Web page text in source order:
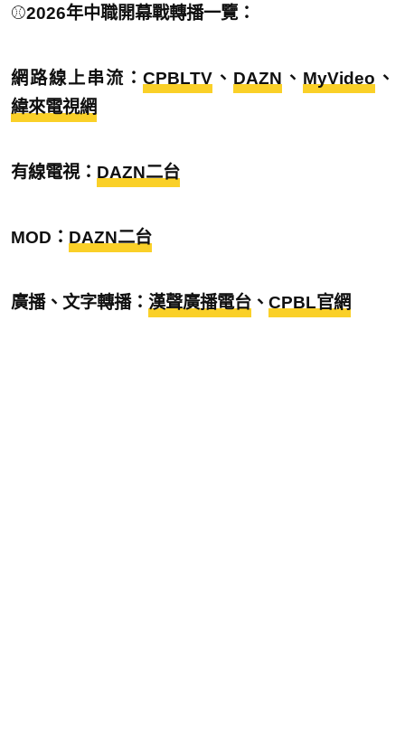
⚾2026年中職開幕戰轉播一覽：
網路線上串流：CPBLTV 、 DAZN 、 MyVideo 、
緯來電視網
有線電視： DAZN二台
MOD： DAZN二台
廣播、文字轉播： 漢聲廣播電台 、 CPBL官網